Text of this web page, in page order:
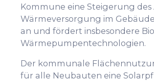
Kommune eine Steigerung
Wärmeversorgung im
an und fördert insbesondere
Wärmepumpentechnologien.
Der kommunale
für alle Neubauten eine